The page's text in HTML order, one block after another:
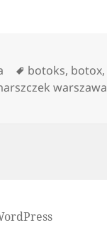
Tagi
botoks, botox,
warszawa